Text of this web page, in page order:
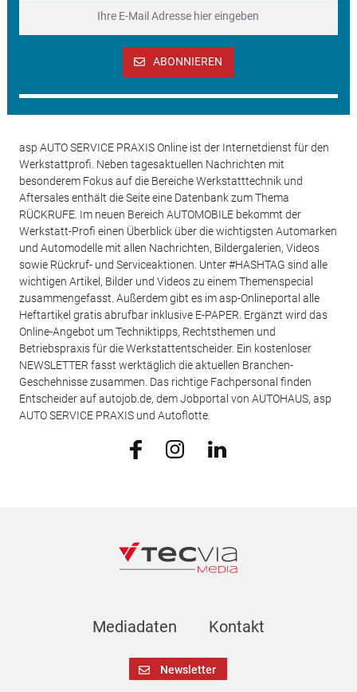
ABONNIEREN
asp AUTO SERVICE PRAXIS Online ist der Internetdienst für den
Werkstattprofi. Neben tagesaktuellen Nachrichten mit
besonderem Fokus auf die Bereiche Werkstatttechnik und
Aftersales enthält die Seite eine Datenbank zum Thema
RÜCKRUFE. Im neuen Bereich AUTOMOBILE bekommt der
Werkstatt-Profi einen Überblick über die wichtigsten Automarken
und Automodelle mit allen Nachrichten, Bildergalerien, Videos
sowie Rückruf- und Serviceaktionen. Unter #HASHTAG sind alle
wichtigen Artikel, Bilder und Videos zu einem Themenspecial
zusammengefasst. Außerdem gibt es im asp-Onlineportal alle
Heftartikel gratis abrufbar inklusive E-PAPER. Ergänzt wird das
Online-Angebot um Techniktipps, Rechtsthemen und
Betriebspraxis für die Werkstattentscheider. Ein kostenloser
NEWSLETTER fasst werktäglich die aktuellen Branchen-
Geschehnisse zusammen. Das richtige Fachpersonal finden
Entscheider auf autojob.de, dem Jobportal von AUTOHAUS, asp
AUTO SERVICE PRAXIS und Autoflotte.
Mediadaten Kontakt
Newsletter